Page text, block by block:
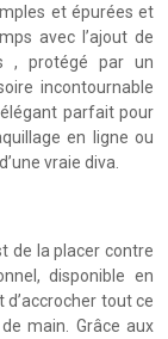
et épurées et
avec l’ajout de
, protégé par un
incontournable
parfait pour
en ligne ou
vraie diva.
de la placer contre
disponible en
tout ce
main. Grâce aux